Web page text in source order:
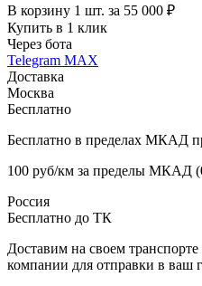
В корзину 1 шт. за 55 000 ₽
Купить в 1 клик
Через бота
Telegram MAX
Доставка
Москва
Бесплатно
Бесплатно в пределах МКАД
100 руб/км за пределы МКАД
Россия
Бесплатно до ТК
Доставим на своем
компании для отправки в ваш